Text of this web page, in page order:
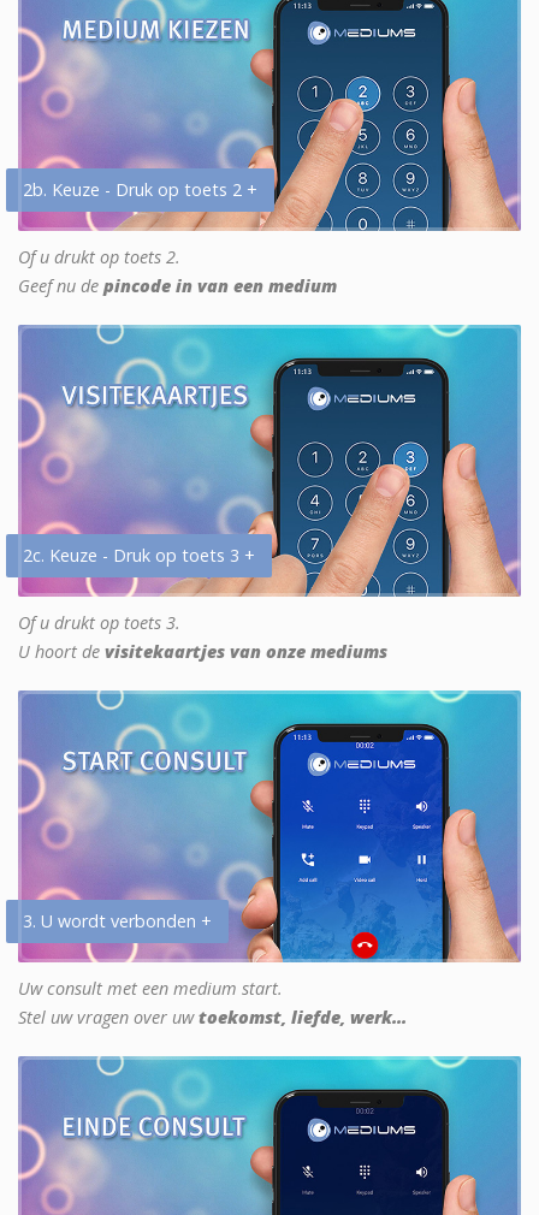
2b. Keuze - Druk op toets 2 +
Of u drukt op toets 2.
Geef nu de pincode in van een medium
2c. Keuze - Druk op toets 3 +
Of u drukt op toets 3.
U hoort de visitekaartjes van onze mediums
3. U wordt verbonden +
Uw consult met een medium start.
Stel uw vragen over uwtoekomst, liefde, werk...